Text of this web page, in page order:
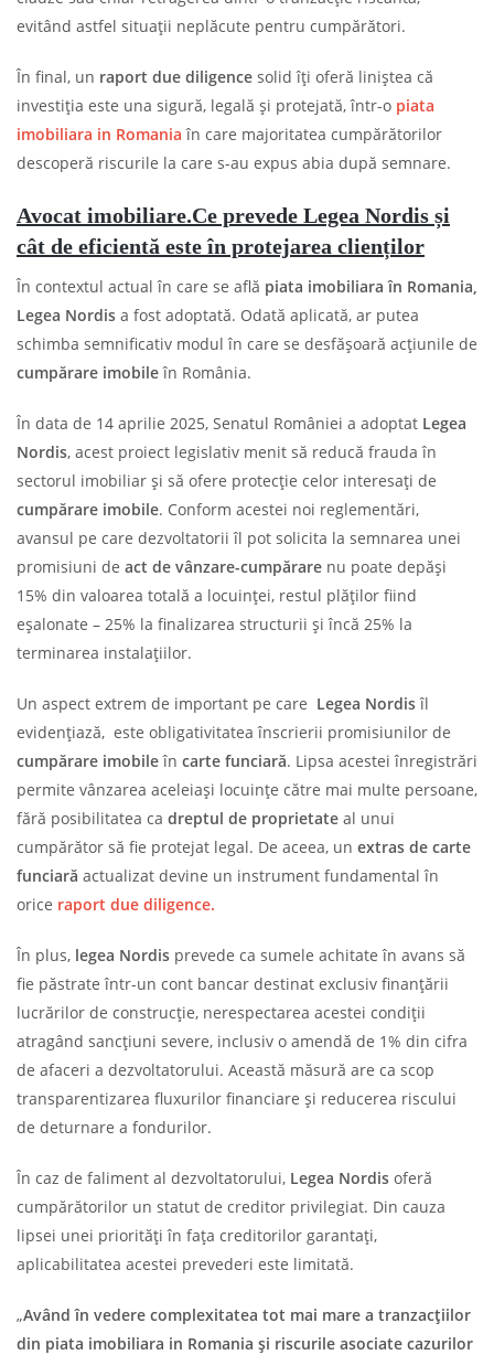
evitând astfel situații neplăcute pentru cumpărători.
În final, un raport due diligence solid îți oferă liniștea că
investiția este una sigură, legală și protejată, într-o piata
imobiliara in Romania în care majoritatea cumpărătorilor
descoperă riscurile la care s-au expus abia după semnare.
Avocat imobiliare.Ce prevede Legea Nordis și
cât de eficientă este în protejarea clienților
În contextul actual în care se află piata imobiliara în Romania,
Legea Nordis a fost adoptată. Odată aplicată, ar putea
schimba semnificativ modul în care se desfășoară acțiunile de
cumpărare imobileîn România.
În data de 14 aprilie 2025, Senatul României a adoptat Legea
Nordis, acest proiect legislativ menit să reducă frauda în
sectorul imobiliar și să ofere protecție celor interesați de
cumpărare imobile. Conform acestei noi reglementări,
avansul pe care dezvoltatorii îl pot solicita la semnarea unei
promisiuni de act de vânzare-cumpărare nu poate depăși
15% din valoarea totală a locuinței, restul plăților fiind
eșalonate – 25% la finalizarea structurii și încă 25% la
terminarea instalațiilor.
Un aspect extrem de important pe care Legea Nordisîl
evidențiază, este obligativitatea înscrierii promisiunilor de
cumpărare imobileîn carte funciară. Lipsa acestei înregistrări
permite vânzarea aceleiași locuințe către mai multe persoane,
fără posibilitatea ca dreptul de proprietate al unui
cumpărător să fie protejat legal. De aceea, un extras de carte
funciară actualizat devine un instrument fundamental în
orice raport due diligence.
În plus, legea Nordis prevede ca sumele achitate în avans să
fie păstrate într-un cont bancar destinat exclusiv finanțării
lucrărilor de construcție, nerespectarea acestei condiții
atragând sancțiuni severe, inclusiv o amendă de 1% din cifra
de afaceri a dezvoltatorului. Această măsură are ca scop
transparentizarea fluxurilor financiare și reducerea riscului
de deturnare a fondurilor.
În caz de faliment al dezvoltatorului, Legea Nordis oferă
cumpărătorilor un statut de creditor privilegiat. Din cauza
lipsei unei priorități în fața creditorilor garantați,
aplicabilitatea acestei prevederi este limitată.
„Având în vedere complexitatea tot mai mare a tranzacțiilor
din piata imobiliara in Romania și riscurile asociate cazurilor